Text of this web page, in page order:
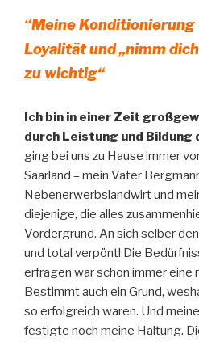
“Meine
Loyalität und „nimm
zu wichtig“
Ich bin in einer Zeit
durch Leistung und Bildung
ging bei uns zu Hause immer
Saarland – mein Vater
Nebenerwerbslandwirt und
diejenige, die alles
Vordergrund. An sich selber
und total verpönt! Die
erfragen war schon immer eine
Bestimmt auch ein Grund,
so erfolgreich waren. Und
festigte noch meine Haltung.